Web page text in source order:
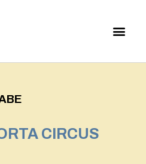
CIRCUS